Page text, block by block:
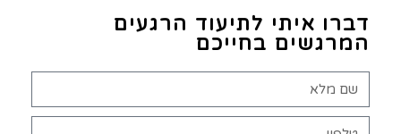
דברו איתי לתיעוד הרגעים
המרגשים בחייכם